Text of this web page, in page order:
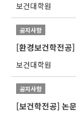
보건대학원
공지사항
[환경보건학전공
보건대학원
공지사항
[보건학전공] 논